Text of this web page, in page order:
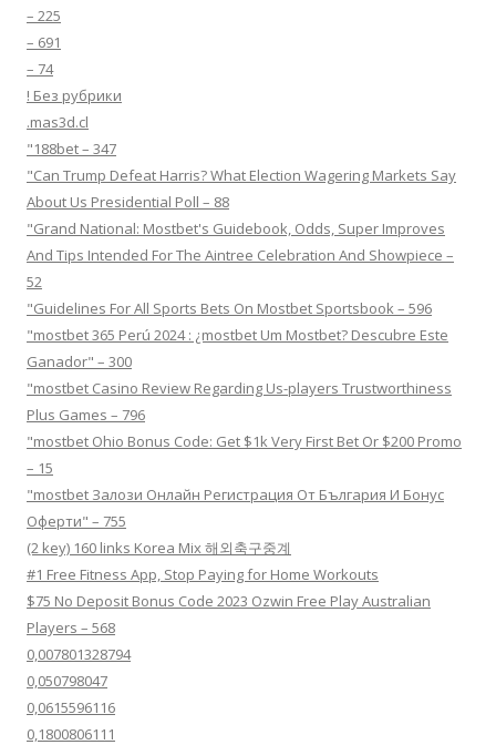
– 225
– 691
– 74
! Без рубрики
.mas3d.cl
"188bet – 347
"Can Trump Defeat Harris? What Election Wagering Markets Say
About Us Presidential Poll – 88
"Grand National: Mostbet's Guidebook, Odds, Super Improves
And Tips Intended For The Aintree Celebration And Showpiece –
52
"Guidelines For All Sports Bets On Mostbet Sportsbook – 596
"mostbet 365 Perú 2024 ️: ¿mostbet Um Mostbet? Descubre Este
Ganador" – 300
"mostbet Casino Review Regarding Us-players Trustworthiness
Plus Games – 796
"mostbet Ohio Bonus Code: Get $1k Very First Bet Or $200 Promo
– 15
"mostbet Залози Онлайн Регистрация От България И Бонус
Оферти" – 755
(2 key) 160 links Korea Mix 해외축구중계
#1 Free Fitness App, Stop Paying for Home Workouts
$75 No Deposit Bonus Code 2023 Ozwin Free Play Australian
Players – 568
0,007801328794
0,050798047
0,0615596116
0,1800806111